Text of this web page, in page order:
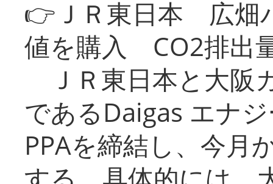
👉ＪＲ東日本 広畑
値を購入 CO2排出
ＪＲ東日本と大阪
であるDaigas エナ
PPAを締結し、今月